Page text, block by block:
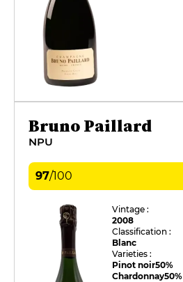
Bruno Paillard
NPU
97/100
Vintage :
2008
Classification :
Blanc
Varieties :
Pinot noir50%
Chardonnay50%